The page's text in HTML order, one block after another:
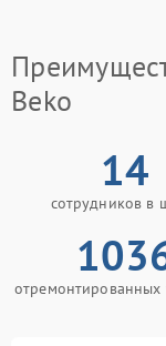
Beko
14
сотрудников в
отремонтированных